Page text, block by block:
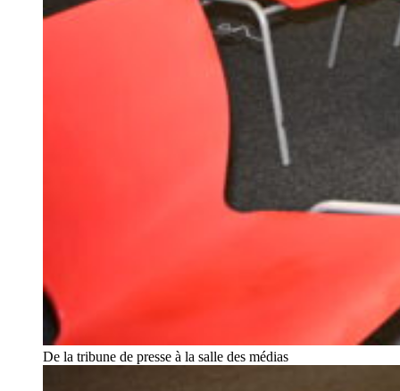
De la tribune de presse à la salle des médias